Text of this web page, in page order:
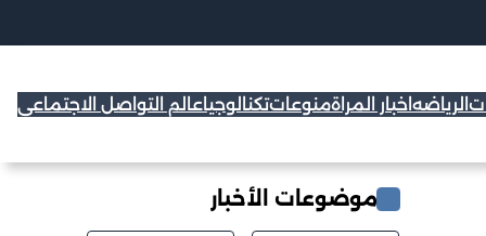
الرياضه اخبار المراةمنوعاتتكنالوجياعالم التواصل الاجتماعي
موضوعات الأخبار